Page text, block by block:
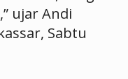
ujar Andi
Sabtu